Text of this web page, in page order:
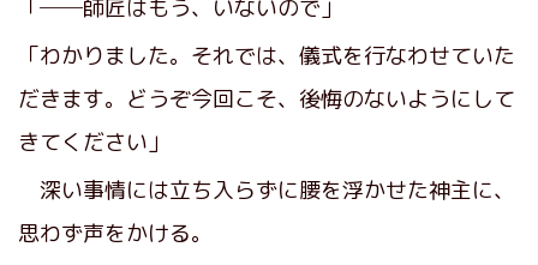
「──師匠はもう、いないので」
「わかりました。それでは、儀式を行なわせていた
だきます。どうぞ今回こそ、後悔のないようにして
きてください」
深い事情には立ち入らずに腰を浮かせた神主に、
思わず声をかける。